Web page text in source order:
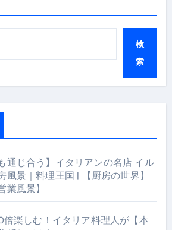
検
索
通じ合う】イタリアンの名店 イル
風景｜料理王国 | 【厨房の世界】
業風景】
楽しむ！イタリア料理人が【本